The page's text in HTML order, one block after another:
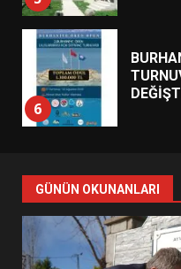
6
7
YENİ
GÜNÜN OKUNANLARI